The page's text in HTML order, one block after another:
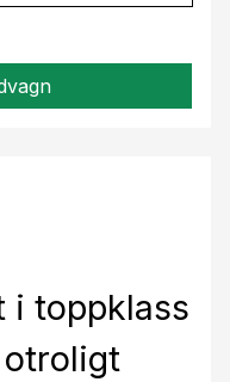
i toppklass
otroligt